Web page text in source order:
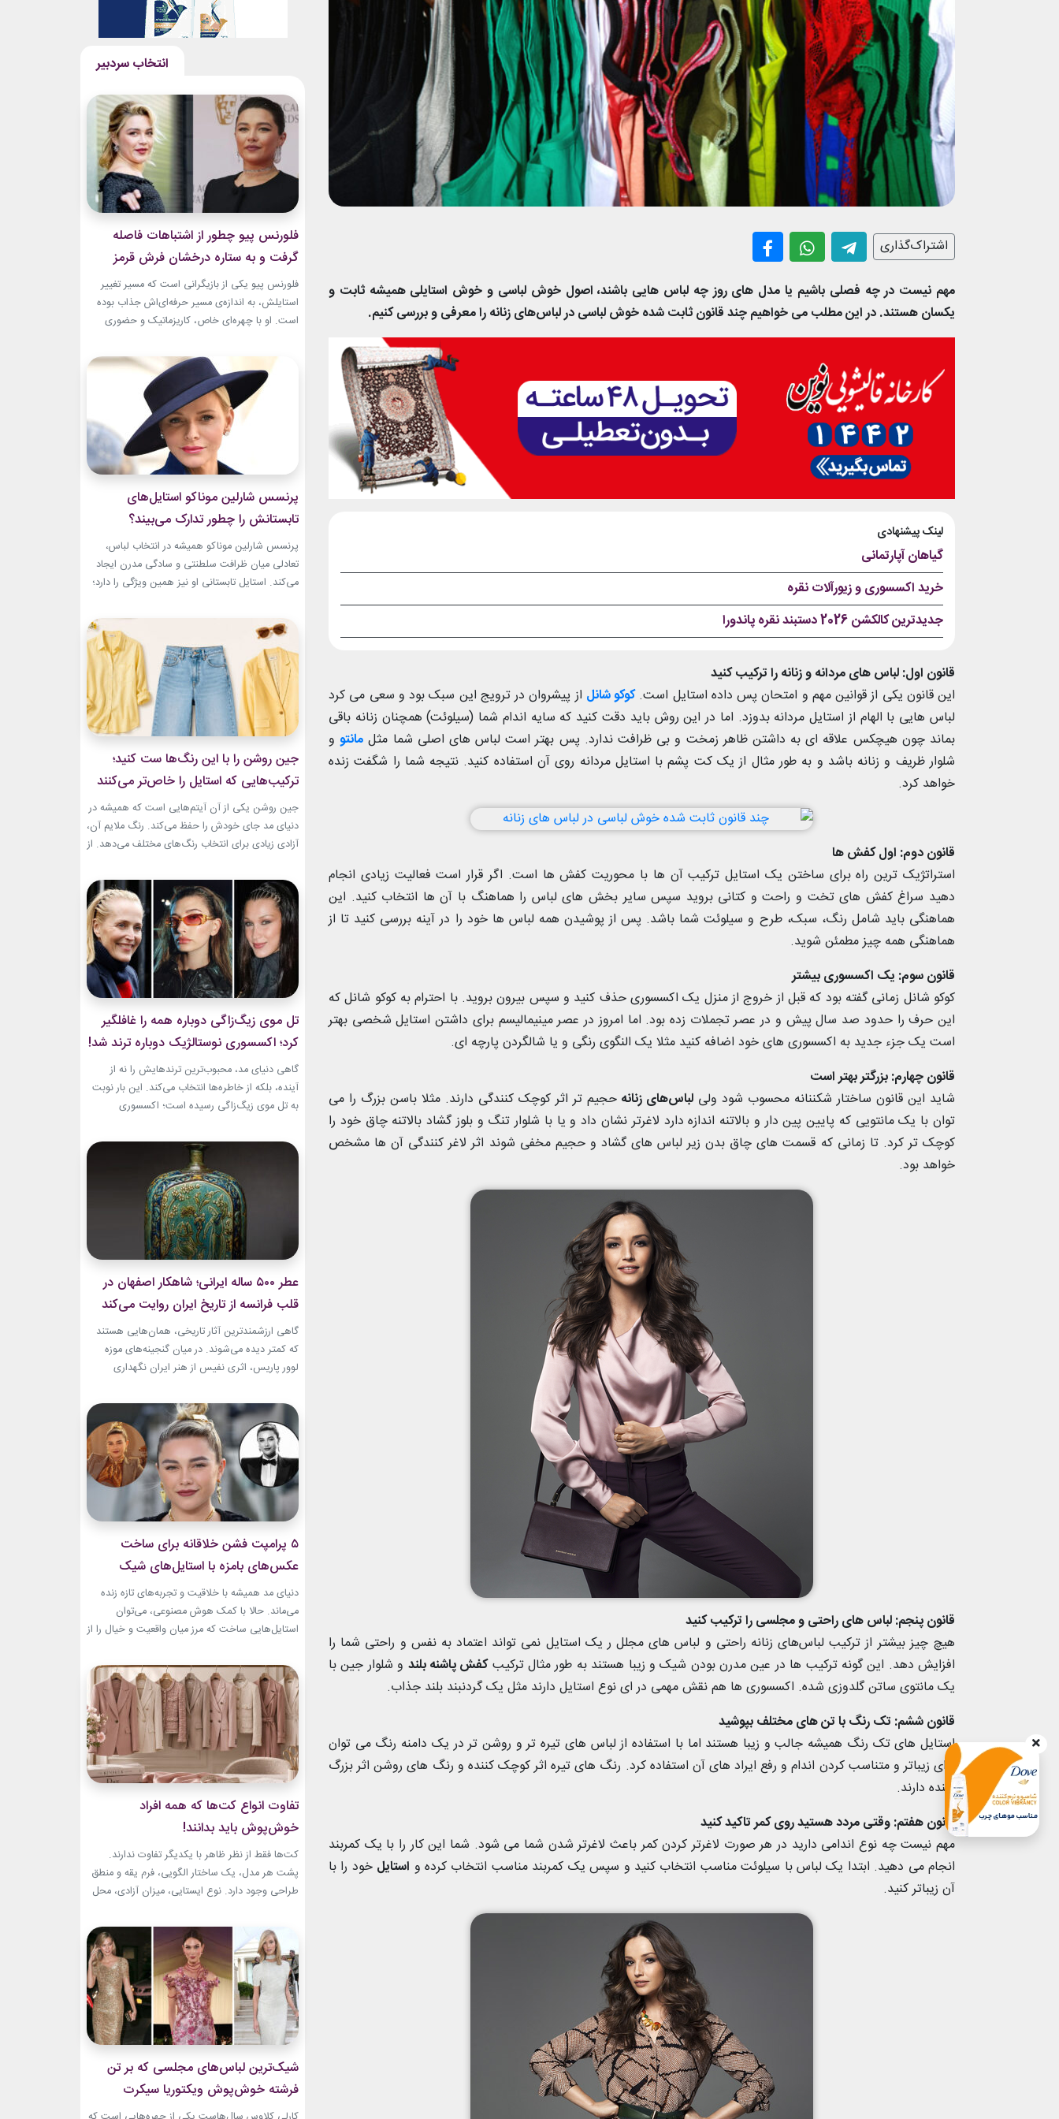
اشتراک‌گذاری
مهم نیست در چه فصلی باشیم یا مدل های روز چه لباس هایی باشند، اصول خوش لباسی و خوش استایلی همیشه ثابت و
یکسان هستند. در این مطلب می خواهیم چند قانون ثابت شده خوش لباسی در لباس‌های زنانه را معرفی و بررسی کنیم.
لینک پیشنهادی
گیاهان آپارتمانی
خرید اکسسوری و زیورآلات نقره
جدیدترین کالکشن 2026 دستبند نقره پاندورا
قانون اول: لباس های مردانه و زنانه را ترکیب کنید
این قانون یکی از قوانین مهم و امتحان پس داده استایل است.کوکو شانل از پیشروان در ترویج این سبک بود و سعی می کرد
لباس هایی با الهام از استایل مردانه بدوزد. اما در این روش باید دقت کنید که سایه اندام شما (سیلوئت) همچنان زنانه باقی
بماند چون هیچکس علاقه ای به داشتن ظاهر زمخت و بی ظرافت ندارد. پس بهتر است لباس های اصلی شما مثل مانتوو
شلوار ظریف و زنانه باشد و به طور مثال از یک کت پشم با استایل مردانه روی آن استفاده کنید. نتیجه شما را شگفت زنده
خواهد کرد.
قانون دوم: اول کفش ها
استراتژیک ترین راه برای ساختن یک استایل ترکیب آن ها با محوریت کفش ها است. اگر قرار است فعالیت زیادی انجام
دهید سراغ کفش های تخت و راحت و کتانی بروید سپس سایر بخش های لباس را هماهنگ با آن ها انتخاب کنید. این
هماهنگی باید شامل رنگ، سبک، طرح و سیلوئت شما باشد. پس از پوشیدن همه لباس ها خود را در آینه بررسی کنید تا از
هماهنگی همه چیز مطمئن شوید.
قانون سوم: یک اکسسوری بیشتر
کوکو شانل زمانی گفته بود که قبل از خروج از منزل یک اکسسوری حذف کنید و سپس بیرون بروید. با احترام به کوکو شانل که
این حرف را حدود صد سال پیش و در عصر تجملات زده بود. اما امروز در عصر مینیمالیسم برای داشتن استایل شخصی بهتر
است یک جزء جدید به اکسسوری های خود اضافه کنید مثلا یک النگوی رنگی و یا شالگردن پارچه ای.
قانون چهارم: بزرگتر بهتر است
شاید این قانون ساختار شکننانه محسوب شود ولی لباس‌های زنانه حجیم تر اثر کوچک کنندگی دارند. مثلا باسن بزرگ را می
توان با یک مانتویی که پایین پین دار و بالاتنه اندازه دارد لاغرتر نشان داد و یا با شلوار تنگ و بلوز گشاد بالاتنه چاق خود را
کوچک تر کرد. تا زمانی که قسمت های چاق بدن زیر لباس های گشاد و حجیم مخفی شوند اثر لاغر کنندگی آن ها مشخص
خواهد بود.
قانون پنجم: لباس های راحتی و مجلسی را ترکیب کنید
هیچ چیز بیشتر از ترکیب لباس‌های زنانه راحتی و لباس های مجلل ر یک استایل نمی تواند اعتماد به نفس و راحتی شما را
افزایش دهد. این گونه ترکیب ها در عین مدرن بودن شیک و زیبا هستند به طور مثال ترکیبکفش پاشنه بلند و شلوار جین با
یک مانتوی ساتن گلدوزی شده. اکسسوری ها هم نقش مهمی در ای نوع استایل دارند مثل یک گردنبند بلند جذاب.
قانون ششم: تک رنگ با تن های مختلف بپوشید
استایل های تک رنگ همیشه جالب و زیبا هستند اما با استفاده از لباس های تیره تر و روشن تر در یک دامنه رنگ می توان
برای زیباتر و متناسب کردن اندام و رفع ایراد های آن استفاده کرد. رنگ های تیره اثر کوچک کننده و رنگ های روشن اثر بزرگ
کننده دارند.
قانون هفتم: وقتی مردد هستید روی کمر تاکید کنید
مهم نیست چه نوع اندامی دارید در هر صورت لاغرتر کردن کمر باعث لاغرتر شدن شما می شود. شما این کار را با یک کمربند
انجام می دهید. ابتدا یک لباس با سیلوئت مناسب انتخاب کنید و سپس یک کمربند مناسب انتخاب کرده و استایل خود را با
آن زیباتر کنید.
فلورنس پیو چطور از اشتباهات فاصله
گرفت و به ستاره درخشان فرش قرمز
تبدیل شد؟
فلورنس پیو یکی از بازیگرانی است که مسیر تغییر
استایلش، به اندازه‌ی مسیر حرفه‌ای‌اش جذاب بوده
است. او با چهره‌ای خاص، کاریزماتیک و حضوری
سال‌های ابتدایی فعالیتش هنوز زبان شخصی خود را
در مد پیدا نکرده بود.لینک پیشنهادیخرید اکسسوری
و زیورآلات نقرهگیاهان آپارتمانیجدیدترین کالکشن
پرنسس شارلین موناکو استایل‌های
تابستانش را چطور تدارک می‌بیند؟
پرنسس شارلین موناکو همیشه در انتخاب لباس،
تعادلی میان ظرافت سلطنتی و سادگی مدرن ایجاد
می‌کند. استایل تابستانی او نیز همین ویژگی را دارد؛
طراحی‌هایی که برای روزهای گرم، هم راحت هستند
و هم باشکوه. از مراسم‌های رسمی کاخ گرفته تا
حضورهای صمیمی‌تر، شارلین نشان داده که
پیراهن‌های...
جین روشن را با این رنگ‌ها ست کنید؛
ترکیب‌هایی که استایل را خاص‌تر می‌کنند
جین روشن یکی از آن آیتم‌هایی است که همیشه در
دنیای مد جای خودش را حفظ می‌کند. رنگ ملایم آن،
آزادی زیادی برای انتخاب رنگ‌های مختلف می‌دهد. از
مینیمال، جین روشن می‌تواند پایه یک ظاهر شیک و
امروزی باشد. کافی است رنگ همراه آن را درست
انتخاب...
تل موی زیگ‌زاگی دوباره همه را غافلگیر
کرد؛ اکسسوری نوستالژیک دوباره ترند شد!
گاهی دنیای مد، محبوب‌ترین ترندهایش را نه از
آینده، بلکه از خاطره‌ها انتخاب می‌کند. این بار نوبت
به تل موی زیگ‌زاگی رسیده است؛ اکسسوری‌
اوایل دهه ۲۰۰۰ به یاد دارند و حالا با ظاهری آشنا اما
جایگاهی تازه، دوباره به مرکز توجه برگشته است....
عطر ۵۰۰ ساله ایرانی؛ شاهکار اصفهان در
قلب فرانسه از تاریخ ایران روایت می‌کند
گاهی ارزشمندترین آثار تاریخی، همان‌هایی هستند
که کمتر دیده می‌شوند. در میان گنجینه‌های موزه
لوور پاریس، اثری نفیس از هنر ایران نگهداری
ذوق، زیبایی و مهارت هنرمندان عصر صفوی است.
بطری عطر صفوی در موزه لوور امروز به یکی از
جذاب‌ترین نمونه‌های هنر ایرانی تبدیل...
۵ پرامپت‌ فشن خلاقانه برای ساخت
عکس‌های بامزه با استایل‌های شیک
دنیای مد همیشه با خلاقیت و تجربه‌های تازه زنده
می‌ماند. حالا با کمک هوش مصنوعی، می‌توان
استایل‌هایی ساخت که مرز میان واقعیت و خیال را از
معرفی می‌کنیم که برای ساخت عکس‌های خاص،
بامزه و متفاوت طراحی شده‌اند. ایده‌هایی که فقط
یک تصویر زیبا نمی‌سازند؛ بلکه...
تفاوت انواع کت‌ها که همه افراد
خوش‌پوش باید بدانند!
کت‌ها فقط از نظر ظاهر با یکدیگر تفاوت ندارند.
پشت هر مدل، یک ساختار الگویی، فرم یقه و منطق
طراحی وجود دارد. نوع ایستایی، میزان آزادی، محل
کت را مشخص می‌کند. یک بلیزر حس رسمی و
شهری دارد، اما یک کت رپ یا اورسایز می‌تواند آزادی
و...
شیک‌ترین لباس‌های مجلسی که بر تن
فرشته خوش‌پوش ویکتوریا سیکرت
دیده‌ایم!